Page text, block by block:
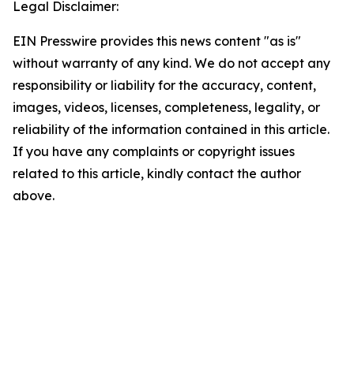
Legal Disclaimer:
EIN Presswire provides this news content "as is"
without warranty of any kind. We do not accept any
responsibility or liability for the accuracy, content,
images, videos, licenses, completeness, legality, or
reliability of the information contained in this article.
If you have any complaints or copyright issues
related to this article, kindly contact the author
above.